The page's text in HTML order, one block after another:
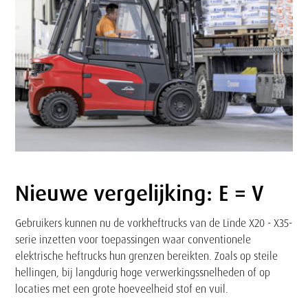
Tekst
Nieuwe vergelijking: E = V
Gebruikers kunnen nu de vorkheftrucks van de Linde X20 - X35-
serie inzetten voor toepassingen waar conventionele
elektrische heftrucks hun grenzen bereikten. Zoals op steile
hellingen, bij langdurig hoge verwerkingssnelheden of op
locaties met een grote hoeveelheid stof en vuil.